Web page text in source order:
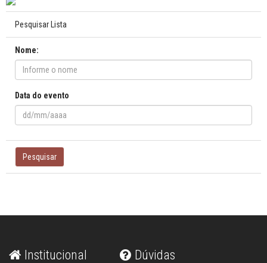
Pesquisar Lista
Nome:
Data do evento
Pesquisar
Institucional Dúvidas